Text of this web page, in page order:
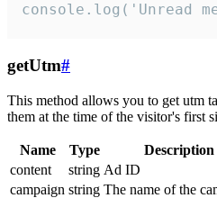
console.log('Unread
getUtm#
This method allows you to get utm
them at the time of the visitor's first
Name Type
Description
content
string Ad ID
campaign string The name of the